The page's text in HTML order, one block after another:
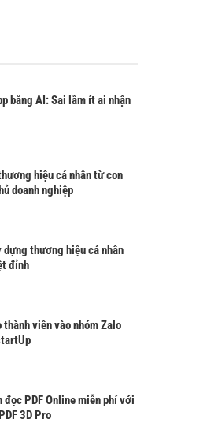
bằng AI: Sai lầm ít ai nhận
hiệu cá nhân từ con
doanh nghiệp
dựng thương hiệu cá nhân
đỉnh
thành viên vào nhóm Zalo
đọc PDF Online miễn phí với
3D Pro